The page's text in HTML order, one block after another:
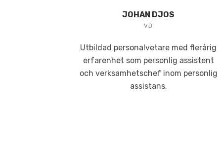
JOHAN DJOS
VD
Utbildad personalvetare med flerårig
erfarenhet som personlig assistent
och verksamhetschef inom personlig
assistans.